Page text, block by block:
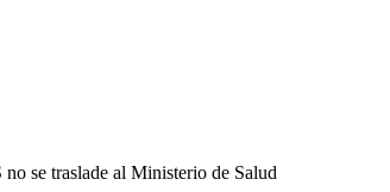
se traslade al Ministerio de Salud